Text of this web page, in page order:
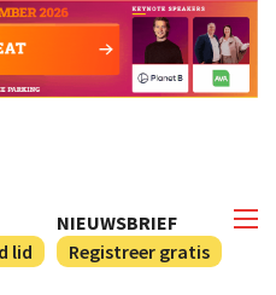
NIEUWSBRIEF
Registreer gratis
lid